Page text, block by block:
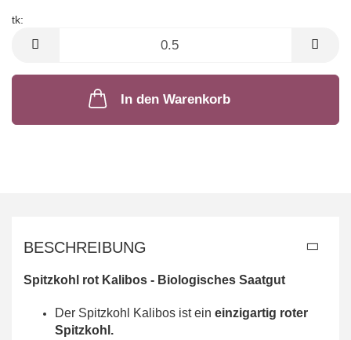
tk:
In den Warenkorb
BESCHREIBUNG
Spitzkohl rot Kalibos - Biologisches Saatgut
Der Spitzkohl Kalibos ist ein einzigartig roter
Spitzkohl.